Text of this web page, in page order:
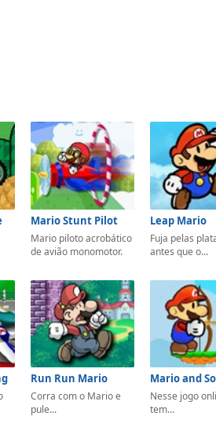
Mario Stunt Pilot
Mario piloto acrobático
de avião monomotor.
Leap Mario
Fuja pelas
antes que o...
Run Run Mario
Corra com o Mario e
pule...
Nesse jogo
tem...